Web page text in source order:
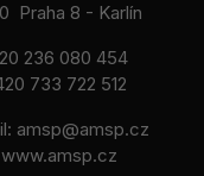
Praha 8 - Karlín
236 080 454
733 722 512
amsp@amsp.cz